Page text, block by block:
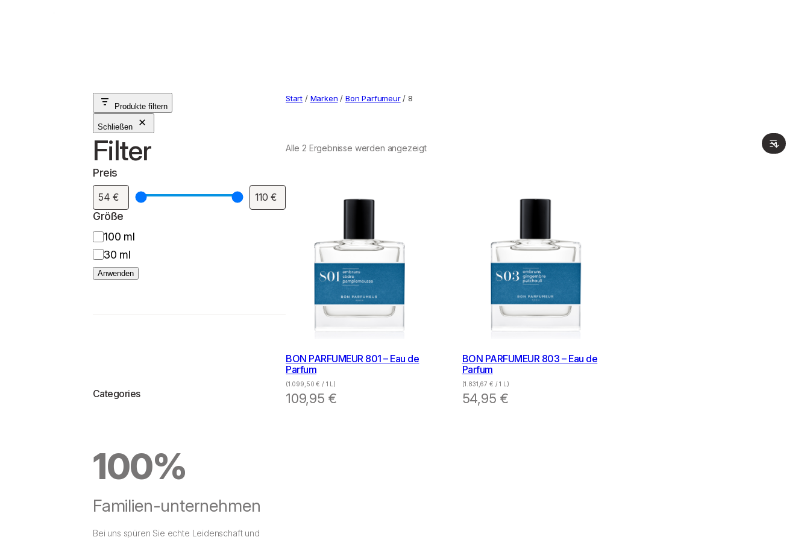
Start / Marken / Bon Parfumeur/ 8
Alle 2 Ergebnisse werden angezeigt
BON PARFUMEUR 801 – Eau de
Parfum
(1.099,50€ / 1 L)
109,95 €
BON PARFUMEUR 803 – Eau de
Parfum
(1.831,67 € / 1 L)
54,95 €
Produkte filtern
Schließen
Filter
Preis
Größe
G
r
ö
100 ml
30 ml
Anwenden
Categories
100%
Familien-unternehmen
Bei uns spüren Sie echte Leidenschaft und